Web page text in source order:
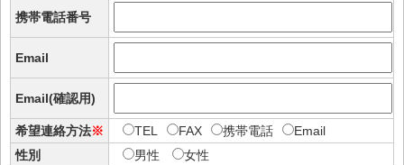
携帯電話番号
Email
Email(確認用)
希望連絡方法※ TEL FAX 携帯電話
Email
性別
男性 女性